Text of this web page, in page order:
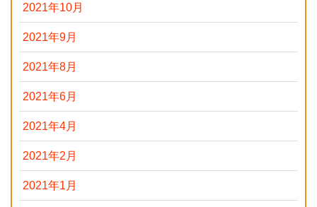
2021年10月
2021年9月
2021年8月
2021年6月
2021年4月
2021年2月
2021年1月